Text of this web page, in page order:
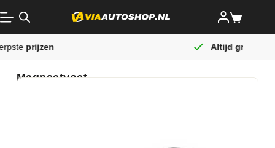
verzending
Magneetvoet